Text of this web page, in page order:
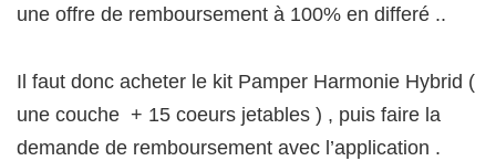
une offre de remboursement à 100% en differé ..
Il faut donc acheter le kit Pamper Harmonie Hybrid (
une couche + 15 coeurs jetables ) , puis faire la
demande de remboursement avec l’application .